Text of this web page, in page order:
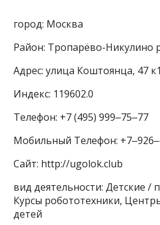
город: Москва
Район: Тропарёво-Никулино
Адрес: улица Коштоянца, 47 к1
Индекс: 119602.0
Телефон: +7 (495) 999‒75‒77
Мобильный Телефон:
Сайт: http://ugolok.club
вид деятельности: Детские /
Курсы робототехники,
детей